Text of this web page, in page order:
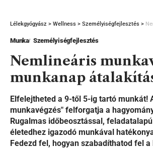
Lélekgyógyász > Wellness > Személyiségfejlesztés >
Munka Személyiségfejlesztés
Nemlineáris
munkanap
Elfelejtheted a 9-től 5-ig tartó munkát!
munkavégzés" felforgatja a
Rugalmas időbeosztással,
életedhez igazodó munkával
Fedezd fel, hogyan szabadíthatod fel